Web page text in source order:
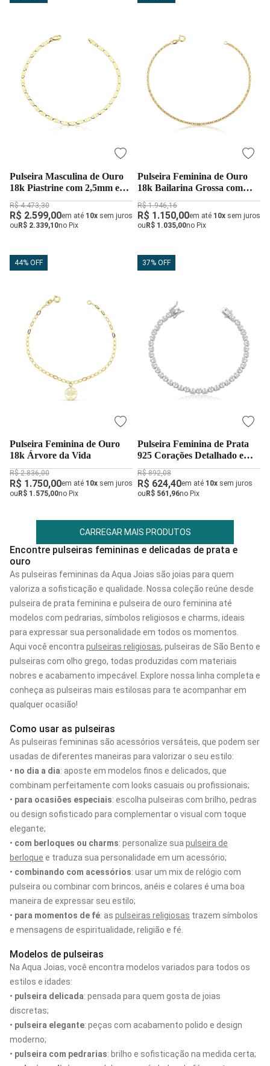
Pulseira Masculina de Ouro
18k Piastrine com 2,5mm e
Espessura Fina
R$ 4.473,30
R$ 2.599,00em até 10x sem juros
ou R$ 2.339,10no Pix
Pulseira Feminina de Ouro
18k Bailarina Grossa com
2mm
R$ 1.946,16
R$ 1.150,00em até 10x sem juros
ou R$ 1.035,00no Pix
44% OFF
Pulseira Feminina de Ouro
18k Árvore da Vida
R$ 2.836,00
R$ 1.750,00em até 10x sem juros
ouR$ 1.575,00no Pix
37% OFF
Pulseira Feminina de Prata
925 Corações Detalhado e
Cravejados
R$ 892,08
R$ 624,40em até 10x sem juros
ouR$ 561,96no Pix
CARREGAR MAIS PRODUTOS
Encontre pulseiras femininas e delicadas de prata e
ouro
As pulseiras femininas da Aqua Joias são joias para quem
valoriza a sofisticação e qualidade. Nossa coleção reúne desde
pulseira de prata feminina e pulseira de ouro feminina até
modelos com pedrarias, símbolos religiosos e charms, ideais
para expressar sua personalidade em todos os momentos.
Aqui você encontra pulseiras religiosas, pulseiras de São Bento e
pulseiras com olho grego, todas produzidas com materiais
nobres e acabamento impecável. Explore nossa linha completa e
conheça as pulseiras mais estilosas para te acompanhar em
qualquer ocasião!
Como usar as pulseiras
As pulseiras femininas são acessórios versáteis, que podem ser
usadas de diferentes maneiras para valorizar o seu estilo:
• no dia a dia: aposte em modelos finos e delicados, que
combinam perfeitamente com looks casuais ou profissionais;
• para ocasiões especiais: escolha pulseiras com brilho, pedras
ou design sofisticado para complementar o visual com toque
elegante;
• com berloques ou charms: personalize sua pulseira de
berloque e traduza sua personalidade em um acessório;
• combinando com acessórios: usar um mix de relógio com
pulseira ou combinar com brincos, anéis e colares é uma boa
maneira de expressar seu estilo;
• para momentos de fé: as pulseiras religiosas trazem símbolos
e mensagens de espiritualidade, religião e fé.
Modelos de pulseiras
Na Aqua Joias, você encontra modelos variados para todos os
estilos e idades:
• pulseira delicada: pensada para quem gosta de joias
discretas;
• pulseira elegante: peças com acabamento polido e design
moderno;
• pulseira com pedrarias: brilho e sofisticação na medida certa;